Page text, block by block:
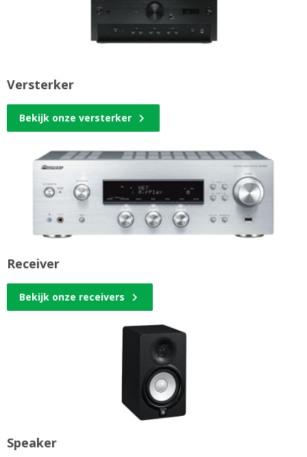
Versterker
Bekijk onze versterker
Receiver
Bekijk onze receivers
Speaker